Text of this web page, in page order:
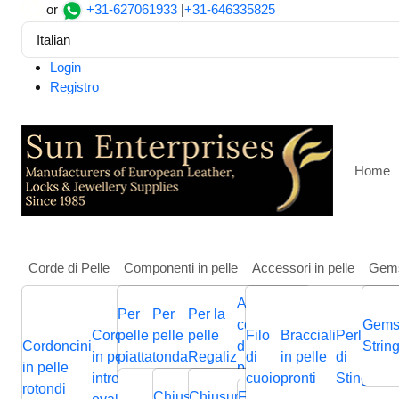
or +31-627061933 |+31-646335825
Italian
Login
Registro
Home
Corde di Pelle
Cordoncini
in pelle
rotondi
Cordoncini
in pelle
intrecciati
Cordoncini
in pelle
intrecciata
Cordoncini
in pelle
piatti
Cordini
in pelle
piatta
Componenti in pelle
Per
pelle
piatta
Per
pelle
tonda
Chiusura
Cursori
Per la
pelle
Regaliz
Cursori
Altri
componenti
di gioielli in
pelle
Accessori in pelle
Filo
di
cuoio
Bracciali
in pelle
pronti
Perline
di
Stingray
Componenti in pelle Per pelle tonda Chiusura
Stainless steel connector